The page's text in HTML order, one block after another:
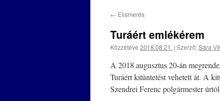
← Elismerés
Turáért emlékérem
Közzétéve 2018.08.21. | Szerző:Sára
A 2018 augusztus 20-án
Turáért kitüntetést vehetett át. A
Szendrei Ferenc polgármester